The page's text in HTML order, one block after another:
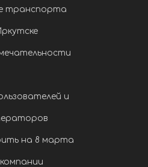
транспорта
и
на 8 марта